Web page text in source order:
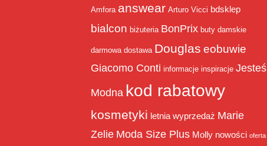
Amfora answear Arturo Vicci bdsklep
bialcon biżuteria BonPrix buty damskie
darmowa dostawa Douglas eobuwie
Giacomo Conti informacje inspiracje Jesteś
Modna kod rabatowy
kosmetyki letnia wyprzedaż Marie
Zelie Moda Size Plus Molly nowości oferta